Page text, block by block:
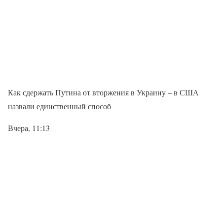
Как сдержать Путина от вторжения в Украину – в США
назвали единственный способ
Вчера, 11:13